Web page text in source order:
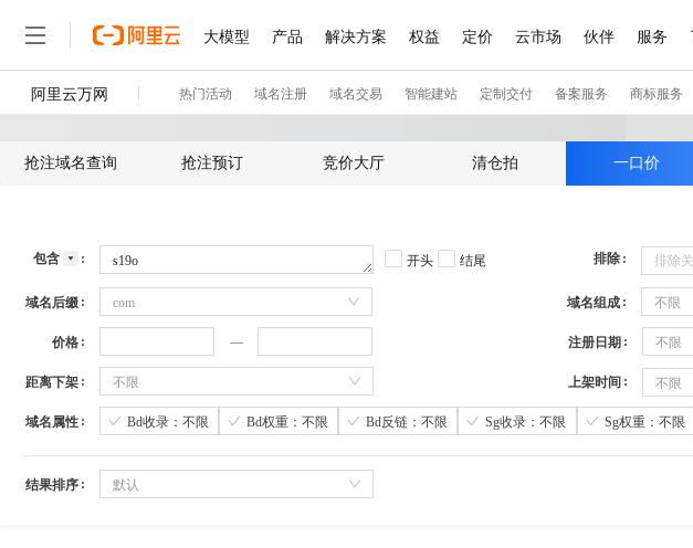
抢注域名查询 抢注预订 竞价大厅 清仓拍 一口价
包含 开头 结尾 排除
域名后缀 com 域名组成 不限
价格 注册日期 不限
距离下架 不限 上架时间 不限
域名属性 Bd收录：不限 Bd权重：不限 Bd反链：不限 Sg收录：不限 Sg权重：不限
结果排序 默认